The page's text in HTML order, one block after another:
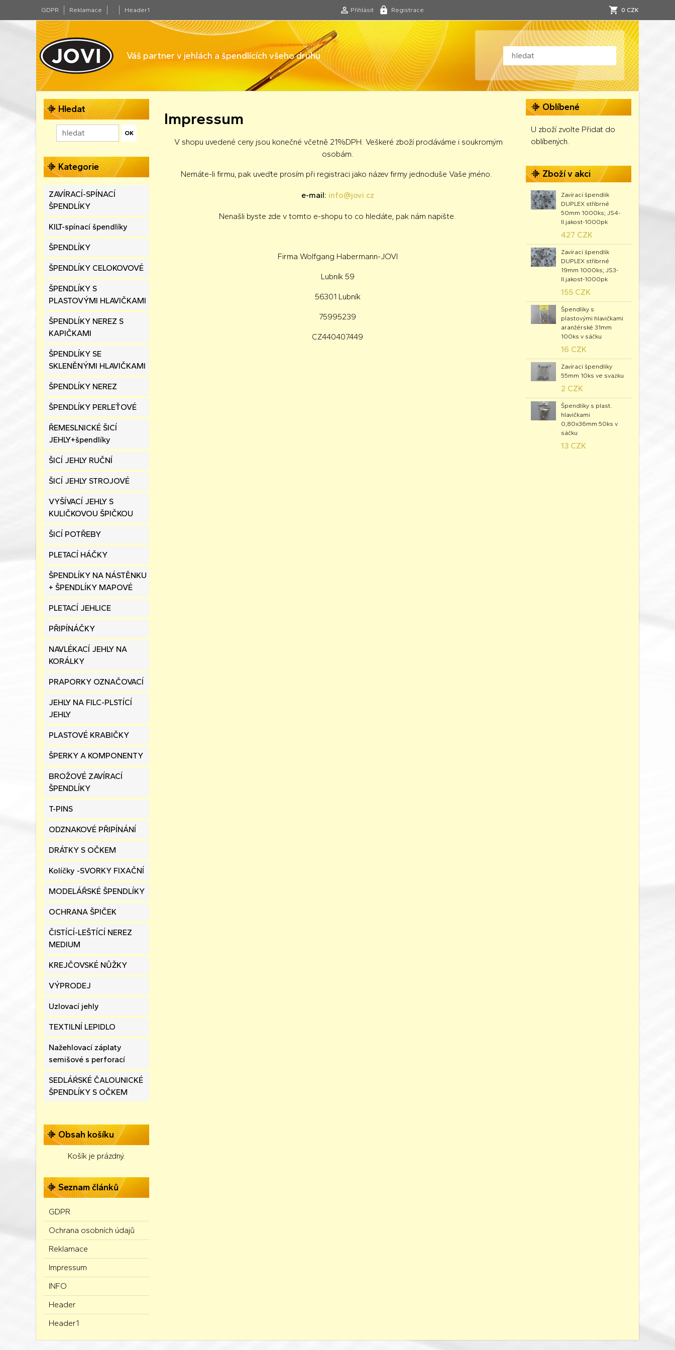
GDPR Reklamace . Header1 Přihlásit Registrace 0 CZK
Váš partner v jehlách a špendlících všeho druhu
Hledat
Kategorie
ZAVÍRACÍ-SPÍNACÍ
ŠPENDLÍKY
KILT-spínací špendlíky
ŠPENDLÍKY
ŠPENDLÍKY CELOKOVOVÉ
ŠPENDLÍKY S
PLASTOVÝMI HLAVIČKAMI
ŠPENDLÍKY NEREZ S
KAPIČKAMI
ŠPENDLÍKY SE
SKLENĚNÝMI HLAVIČKAMI
ŠPENDLÍKY NEREZ
ŠPENDLÍKY PERLEŤOVÉ
ŘEMESLNICKÉ ŠICÍ
JEHLY+špendlíky
ŠICÍ JEHLY RUČNÍ
ŠICÍ JEHLY STROJOVÉ
VYŠÍVACÍ JEHLY S
KULIČKOVOU ŠPIČKOU
ŠICÍ POTŘEBY
PLETACÍ HÁČKY
ŠPENDLÍKY NA NÁSTĚNKU
+ ŠPENDLÍKY MAPOVÉ
PLETACÍ JEHLICE
PŘIPÍNÁČKY
NAVLÉKACÍ JEHLY NA
KORÁLKY
PRAPORKY OZNAČOVACÍ
JEHLY NA FILC-PLSTÍCÍ
JEHLY
PLASTOVÉ KRABIČKY
ŠPERKY A KOMPONENTY
BROŽOVÉ ZAVÍRACÍ
ŠPENDLÍKY
T-PINS
ODZNAKOVÉ PŘIPÍNÁNÍ
DRÁTKY S OČKEM
Kolíčky -SVORKY FIXAČNÍ
MODELÁŘSKÉ ŠPENDLÍKY
OCHRANA ŠPIČEK
ČISTÍCÍ-LEŠTÍCÍ NEREZ
MEDIUM
KREJČOVSKÉ NŮŽKY
VÝPRODEJ
Uzlovací jehly
TEXTILNÍ LEPIDLO
Nažehlovací záplaty
semišové s perforací
SEDLÁŔSKÉ ČALOUNICKÉ
ŠPENDLÍKY S OČKEM
Obsah košíku
Košík je prázdný.
Seznam článků
GDPR
Ochrana osobních údajů
Reklamace
Impressum
INFO
Header
Header1
Impressum
V shopu uvedené ceny jsou konečné včetně 21%DPH. Veškeré zboží prodáváme i soukromým
osobám.
Nemáte-li firmu, pak uveďte prosím při registraci jako název firmy jednoduše Vaše jméno.
e-mail: info@jovi.cz
Nenašli byste zde v tomto e-shopu to co hledáte, pak nám napište.
Firma Wolfgang Habermann-JOVI
Lubník 59
56301 Lubník
75995239
CZ440407449
Oblíbené
U zboží zvolte Přidat do
oblíbených.
Zboží v akci
Zavírací špendlík
DUPLEX stříbrné
50mm 1000ks; JS4-
II.jakost-1000pk
427 CZK
Zavírací špendlík
DUPLEX stříbrné
19mm 1000ks; JS3-
II.jakost-1000pk
155 CZK
Špendlíky s
plastovými hlavičkami
aranžérské 31mm
100ks v sáčku
16 CZK
Zavírací špendlíky
55mm 10ks ve svazku
2 CZK
Špendlíky s plast.
hlavičkami
0,80x36mm 50ks v
sáčku
13 CZK